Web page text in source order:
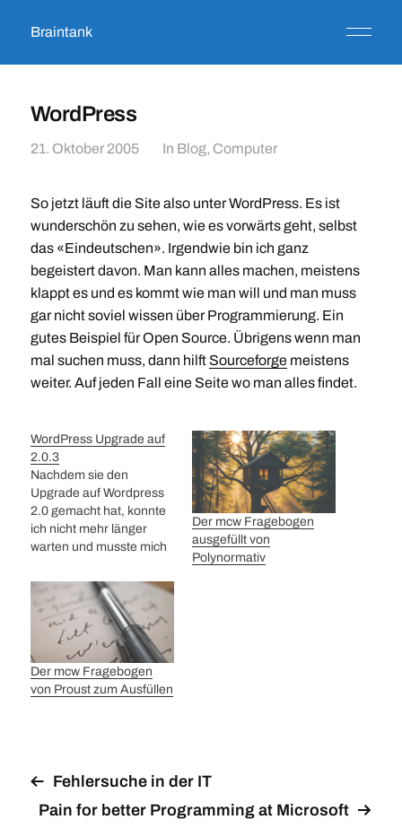
Braintank
WordPress
21. Oktober 2005 In Blog, Computer
So jetzt läuft die Site also unter WordPress. Es ist
wunderschön zu sehen, wie es vorwärts geht, selbst
das «Eindeutschen». Irgendwie bin ich ganz
begeistert davon. Man kann alles machen, meistens
klappt es und es kommt wie man will und man muss
gar nicht soviel wissen über Programmierung. Ein
gutes Beispiel für Open Source. Übrigens wenn man
mal suchen muss, dann hilft Sourceforgemeistens
weiter. Auf jeden Fall eine Seite wo man alles findet.
WordPress Upgrade auf
2.0.3
Nachdem sie den
Upgrade auf Wordpress
2.0 gemacht hat, konnte
ich nicht mehr länger
warten und musste mich
vollbracht. Wordpress
2.0.3 ist nun am Werk.
Allen viel Spass damit.
Wenn jemand eine
negative Veränderung
bemerkt, soll er/sie/es
mich bitte wissen lassen.
Der mcw Fragebogen
ausgefüllt von
Polynormativ
Der mcw Fragebogen
von Proust zum Ausfüllen
Fehlersuche in der IT
Pain for better Programming at Microsoft